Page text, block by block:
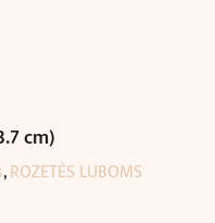
cm)
,ROZETĖS LUBOMS